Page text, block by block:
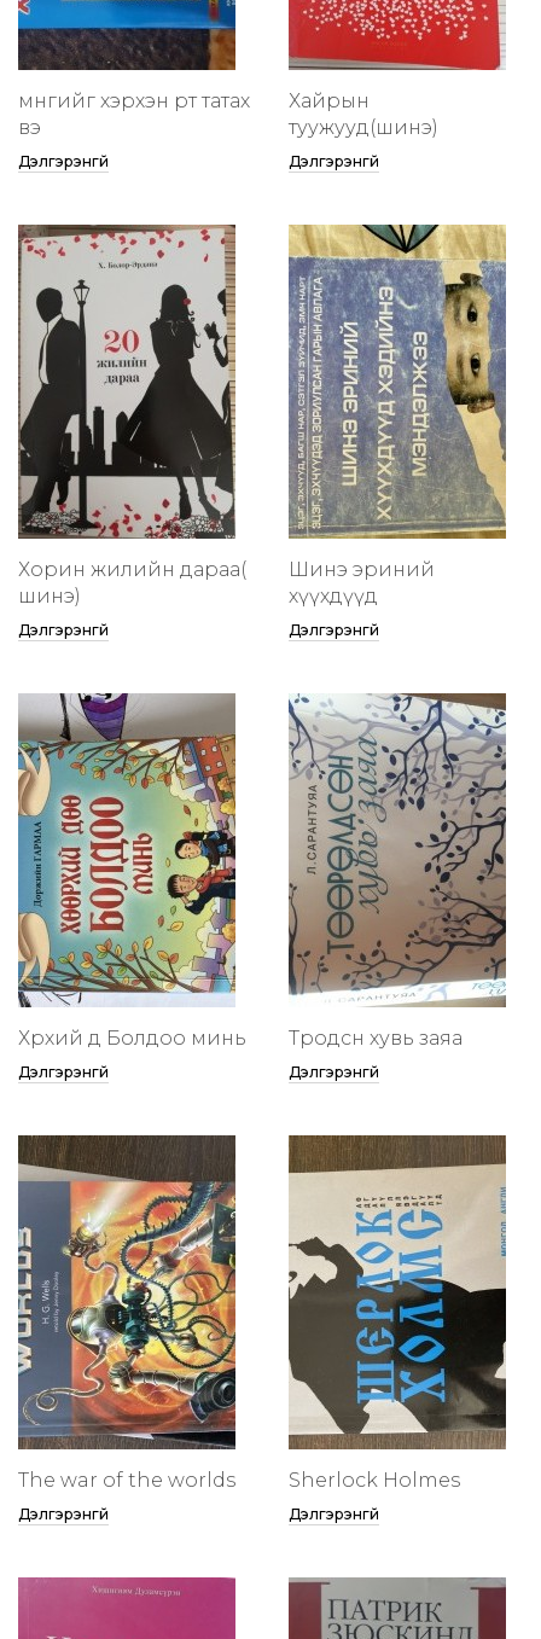
мөнгийг хэрхэн өөртөө татах
вэ
Дэлгэрэнгүй
Хайрын
туужууд(шинэ)
Дэлгэрэнгүй
Хорин жилийн дараа(
шинэ)
Дэлгэрэнгүй
Шинэ эриний
хүүхдүүд
Дэлгэрэнгүй
Хөөрхий дөө Болдоо минь
Дэлгэрэнгүй
Төөрөодсөн хувь заяа
Дэлгэрэнгүй
The war of the worlds
Дэлгэрэнгүй
Sherlock Holmes
Дэлгэрэнгүй